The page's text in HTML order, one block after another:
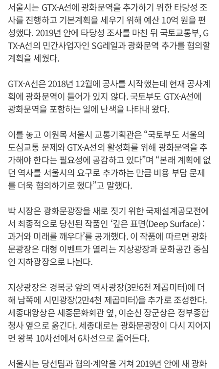
서울시는 GTX-A선에 광화문역을 추가하기 위한 타당성 조
사를 진행하고 기본계획을 세우기 위해 예산 10억 원을 편
성했다. 2019년 안에 타당성 조사를 마친 뒤 국토교통부, G
TX-A선의 민간사업자인 SG레일과 광화문역 추가를 협의할
계획을 세웠다.
GTX-A선은 2018년 12월에 공사를 시작했는데 현재 공사계
획에 광화문역이 들어가 있지 않다. 국토부도 GTX-A선에
광화문역을 포함하는 일에 난색을 나타내 왔다.
이를 놓고 이원목 서울시 교통기획관은 “국토부도 서울의
도심교통 문제와 GTX-A선의 활성화를 위해 광화문역을 추
가해야 한다는 필요성에 공감하고 있다”며 “본래 계획에 없
던 역사를 서울시의 요구로 추가하는 만큼 비용 부담 문제
를 더욱 협의하기로 했다”고 말했다.
박 시장은 광화문광장을 새로 짓기 위한 국제설계공모전에
서 최종적으로 당선된 작품인 ‘깊은 표면(Deep Surface) :
과거와 미래를 깨우다’를 공개했다. 이 작품에 따르면 광화
문광장은 대형 이벤트가 열리는 지상광장과 문화공간 중심
인 지하광장으로 나뉜다.
지상광장은 경복궁 앞의 역사광장(3만6천 제곱미터)에 더
해 남쪽에 시민광장(2만4천 제곱미터)을 추가로 조성한다.
세종대왕상은 세종문화회관 옆, 이순신 장군상은 정부종합
청사 옆으로 옮긴다. 세종대로는 광화문광장이 다시 지어지
면 왕복 10차선에서 6차선으로 줄어든다.
서울시는 당선팀과 협의·계약을 거쳐 2019년 안에 새 광화